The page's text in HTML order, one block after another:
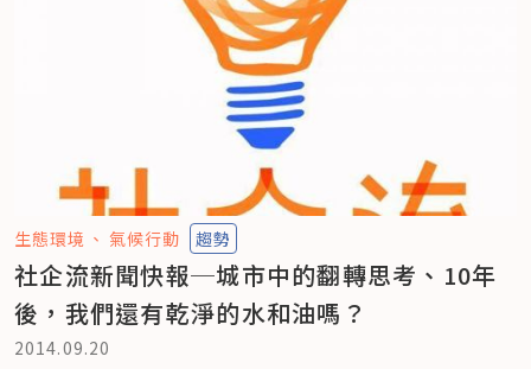
生態環境 氣候行動 趨勢
社企流新聞快報─城市中的翻轉思考、10年
後，我們還有乾淨的水和油嗎？
2014.09.20